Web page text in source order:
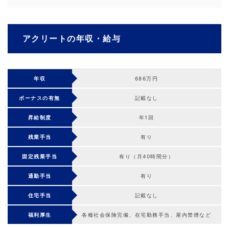
アクリートの年収・給与
年収 686万円
ボーナスの有無 記載なし
昇給制度 年1回
残業手当 有り
固定残業手当 有り（月40時間分）
通勤手当 有り
住宅手当 記載なし
福利厚生 各種社会保険完備、在宅勤務手当、屋内禁煙など